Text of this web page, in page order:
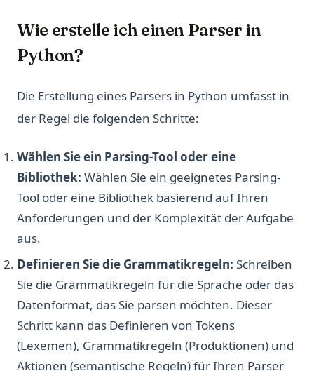
Wie erstelle ich einen Parser in
Python?
Die Erstellung eines Parsers in Python umfasst in
der Regel die folgenden Schritte:
Wählen Sie ein Parsing-Tool oder eine
Bibliothek: Wählen Sie ein geeignetes Parsing-
Tool oder eine Bibliothek basierend auf Ihren
Anforderungen und der Komplexität der Aufgabe
aus.
Definieren Sie die Grammatikregeln: Schreiben
Sie die Grammatikregeln für die Sprache oder das
Datenformat, das Sie parsen möchten. Dieser
Schritt kann das Definieren von Tokens
(Lexemen), Grammatikregeln (Produktionen) und
Aktionen (semantische Regeln) für Ihren Parser